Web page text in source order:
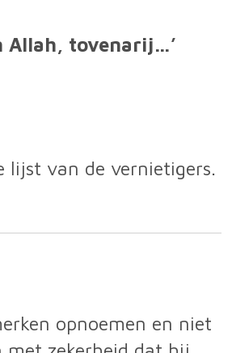
Allah, tovenarij…’
lijst van de vernietigers.
opnoemen en niet